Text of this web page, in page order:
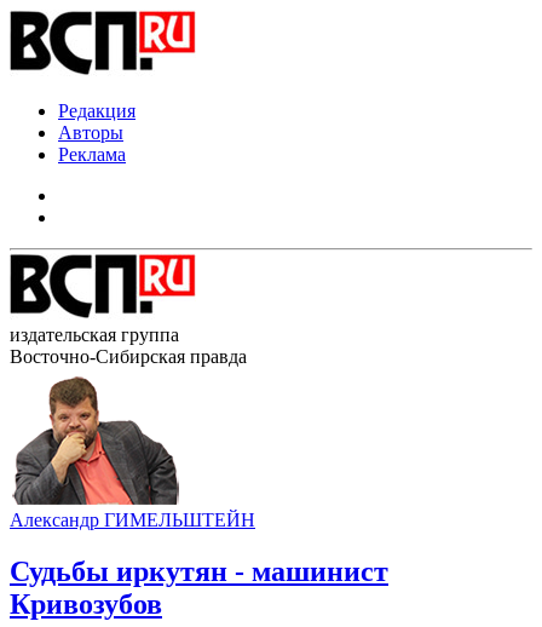
Редакция
Авторы
Реклама
издательская группа
Восточно-Сибирская правда
Александр ГИМЕЛЬШТЕЙН
Судьбы иркутян - машинист
Кривозубов